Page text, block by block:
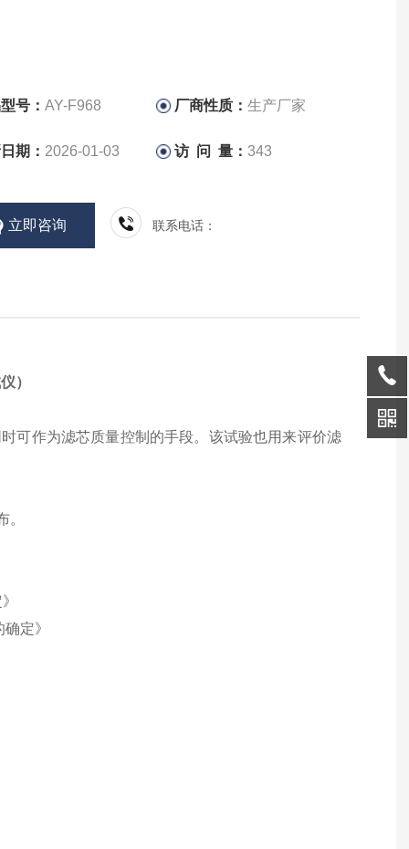
号： AY-F968 厂商性质：生产厂家
期： 2026-01-03 访 问 量：343
立即咨询 联系电话：
）
可作为滤芯质量控制的手段。该试验也用来评价滤
。
定》